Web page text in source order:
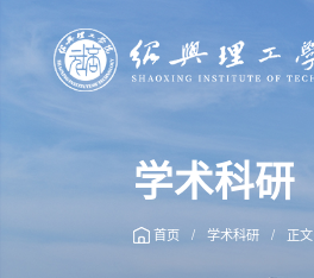
学术科研
首页 / 学术科研 / 正文